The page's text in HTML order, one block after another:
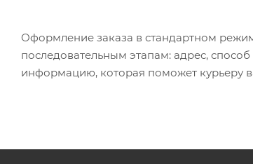
Оформление заказа в стандартном
последовательным этапам: адрес,
информацию, которая поможет курьеру